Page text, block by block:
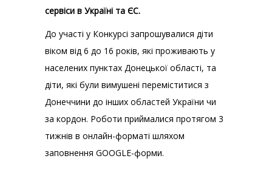
сервіси в Україні та ЄС.
До участі у Конкурсі запрошувалися діти
віком від 6 до 16 років, які проживають у
населених пунктах Донецької області, та
діти, які були вимушені переміститися з
Донеччини до інших областей України чи
за кордон. Роботи приймалися протягом 3
тижнів в онлайн-форматі шляхом
заповнення GOOGLE-форми.